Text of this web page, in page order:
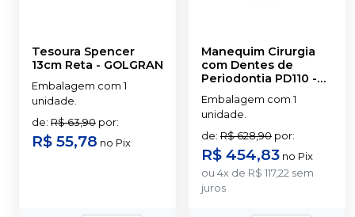
Tesoura Spencer
13cm Reta - GOLGRAN
Embalagem com 1
unidade.
de: R$ 63,90 por:
R$ 55,78 no Pix
Manequim Cirurgia
com Dentes de
Periodontia PD110 -
PRONEW
Embalagem com 1
unidade.
de: R$ 628,90 por:
R$ 454,83 no Pix
ou 4x de R$ 117,22 sem
juros